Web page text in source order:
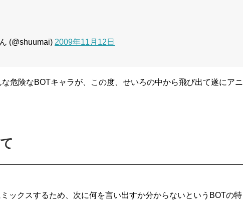
(@shuumai) 2009年11月12日
危険なBOTキャラが、この度、せいろの中から飛び出て遂にアニ
ックスするため、次に何を言い出すか分からないというBOTの特